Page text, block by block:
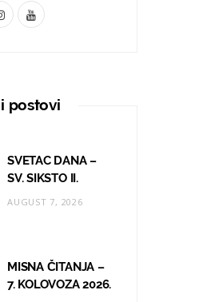
I
t
r
a
Y
T
e
postovi
SVETAC DANA –
SV. SIKSTO II.
AUGUST 7, 2026
MISNA ČITANJA –
7. KOLOVOZA 2026.